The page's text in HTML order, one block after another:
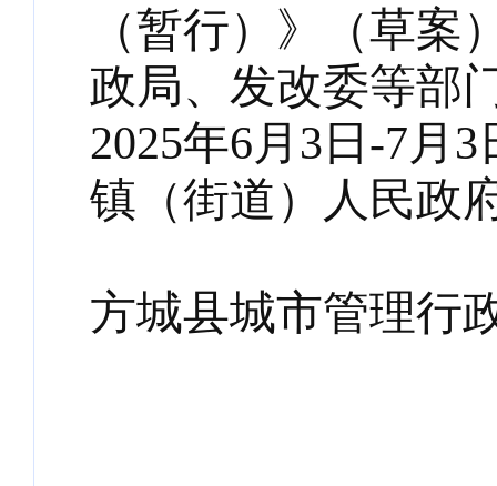
（暂行）》（草
政局、发改委等部
2025年6月3日-7月
镇（街道）人民政
方城县城